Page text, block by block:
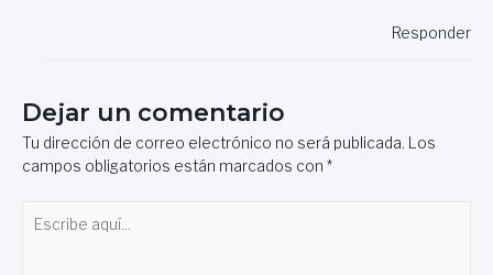
Responder
Dejar un comentario
Tu dirección de correo electrónico no será publicada. Los
campos obligatorios están marcados con *
aquí...